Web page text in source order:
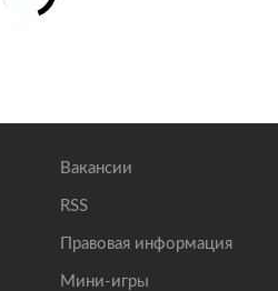
Вакансии
RSS
Правовая информация
Мини-игры